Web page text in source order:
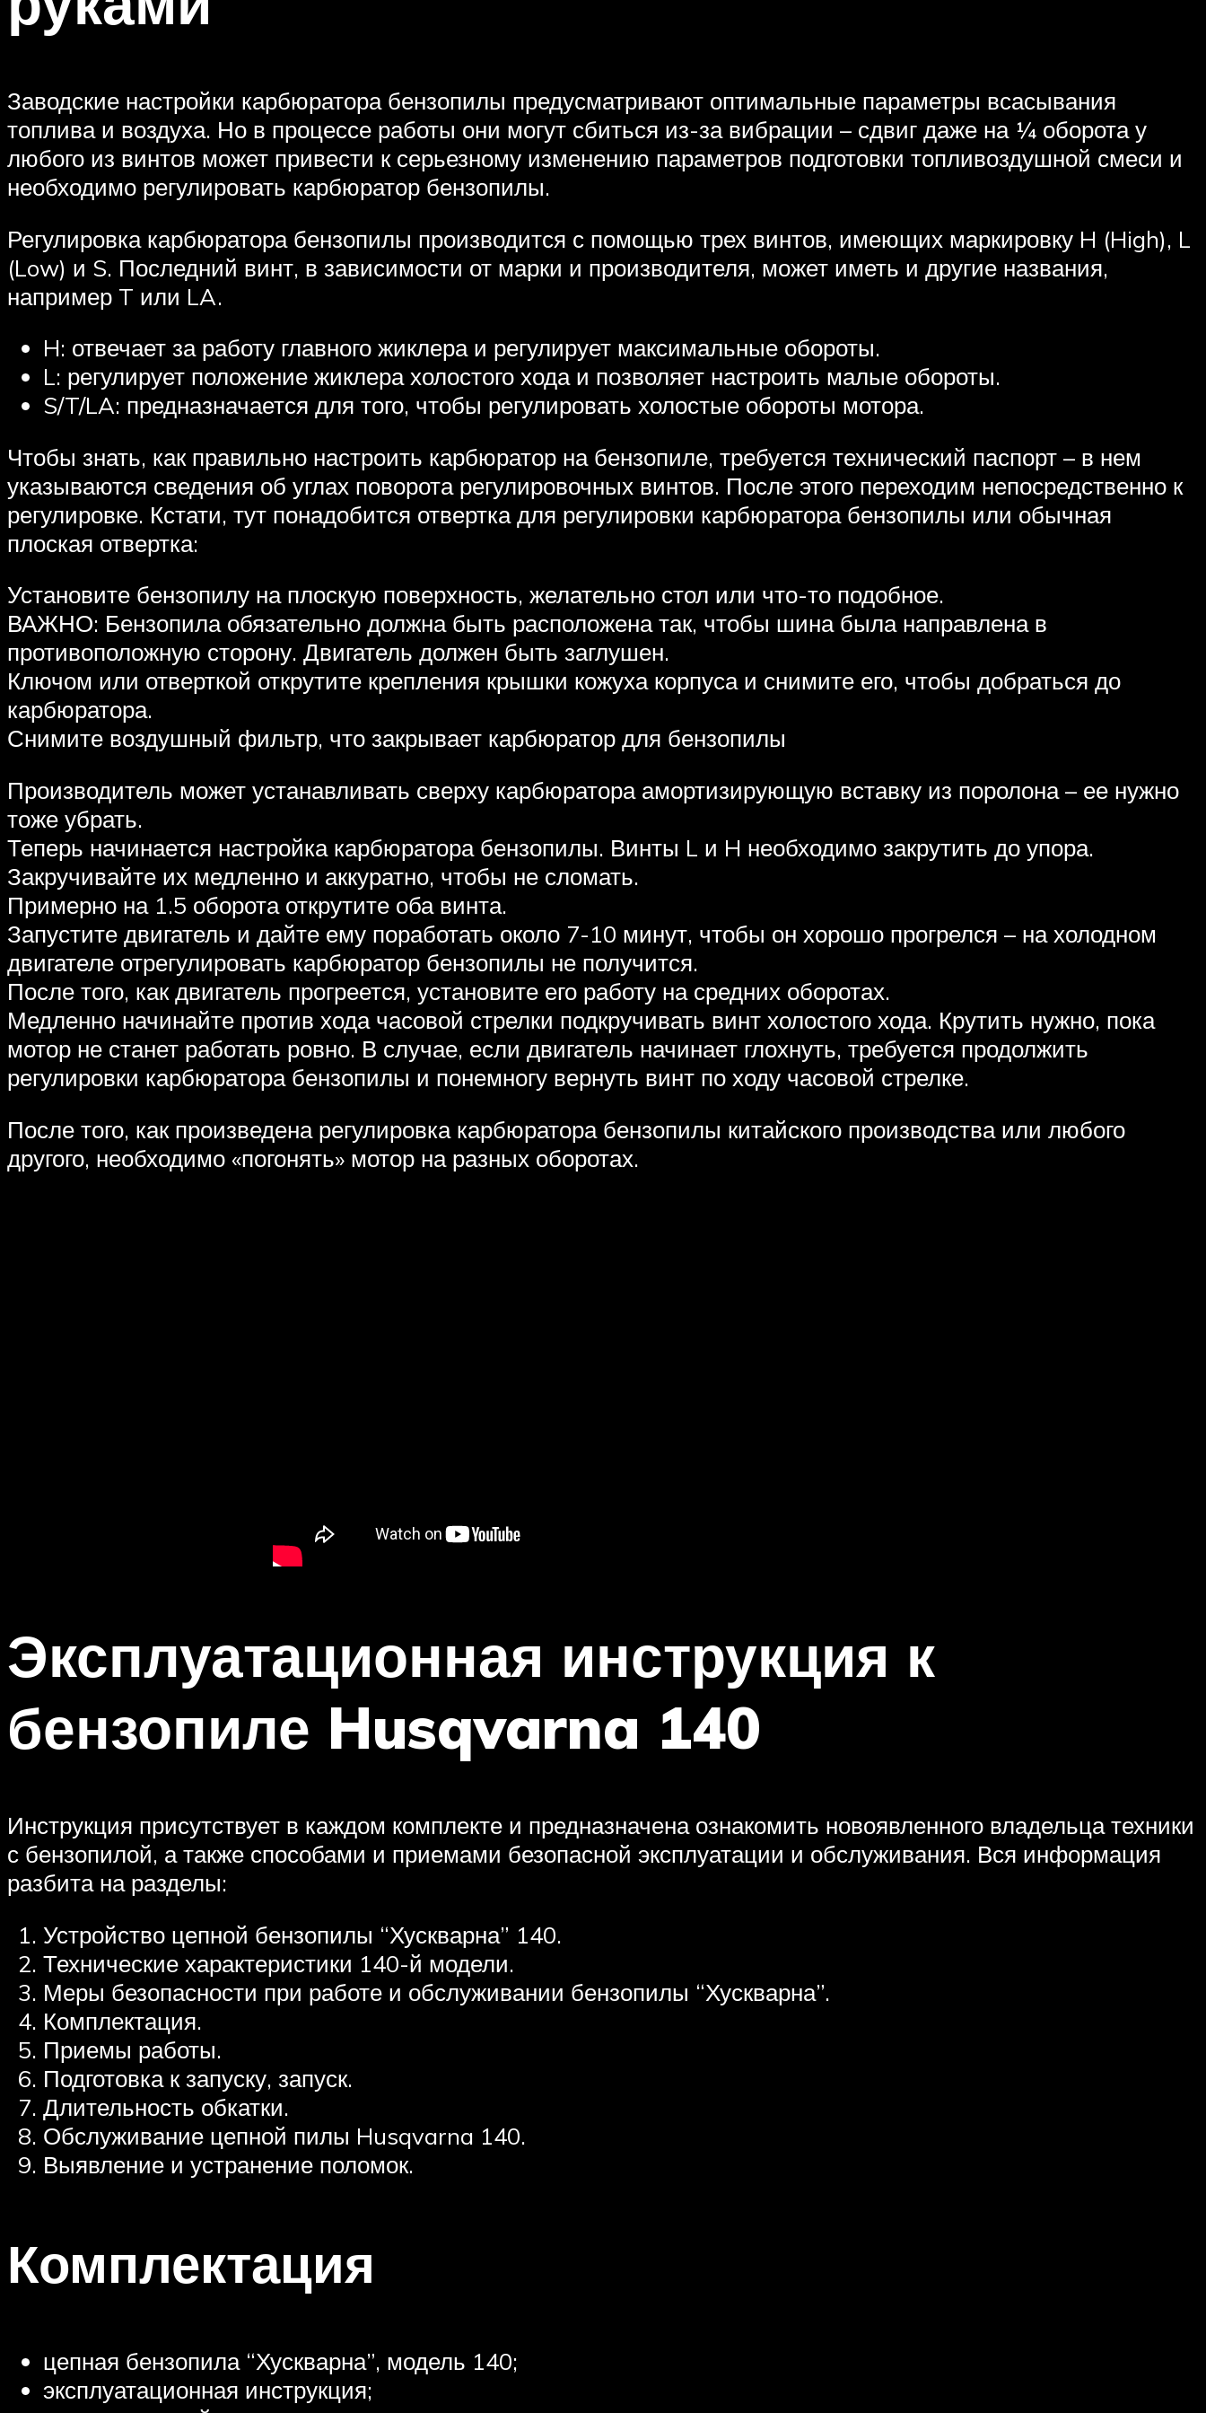
Заводские настройки карбюратора бензопилы предусматривают оптимальные параметры всасывания
топлива и воздуха. Но в процессе работы они могут сбиться из-за вибрации – сдвиг даже на ¼ оборота у
любого из винтов может привести к серьезному изменению параметров подготовки топливоздушной смеси и
необходимо регулировать карбюратор бензопилы.
Регулировка карбюратора бензопилы производится с помощью трех винтов, имеющих маркировку H (High), L
(Low) и S. Последний винт, в зависимости от марки и производителя, может иметь и другие названия,
например T или LA.
H: отвечает за работу главного жиклера и регулирует максимальные обороты.
L: регулирует положение жиклера холостого хода и позволяет настроить малые обороты.
S/T/LA: предназначается для того, чтобы регулировать холостые обороты мотора.
Чтобы знать, как правильно настроить карбюратор на бензопиле, требуется технический паспорт – в нем
указываются сведения об углах поворота регулировочных винтов. После этого переходим непосредственно к
регулировке. Кстати, тут понадобится отвертка для регулировки карбюратора бензопилы или обычная
плоская отвертка:
Установите бензопилу на плоскую поверхность, желательно стол или что-то подобное.
ВАЖНО: Бензопила обязательно должна быть расположена так, чтобы шина была направлена в
противоположную сторону. Двигатель должен быть заглушен.
Ключом или отверткой открутите крепления крышки кожуха корпуса и снимите его, чтобы добраться до
карбюратора.
Снимите воздушный фильтр, что закрывает карбюратор для бензопилы
Производитель может устанавливать сверху карбюратора амортизирующую вставку из поролона – ее нужно
тоже убрать.
Теперь начинается настройка карбюратора бензопилы. Винты L и H необходимо закрутить до упора.
Закручивайте их медленно и аккуратно, чтобы не сломать.
Примерно на 1.5 оборота открутите оба винта.
Запустите двигатель и дайте ему поработать около 7-10 минут, чтобы он хорошо прогрелся – на холодном
двигателе отрегулировать карбюратор бензопилы не получится.
После того, как двигатель прогреется, установите его работу на средних оборотах.
Медленно начинайте против хода часовой стрелки подкручивать винт холостого хода. Крутить нужно, пока
мотор не станет работать ровно. В случае, если двигатель начинает глохнуть, требуется продолжить
регулировки карбюратора бензопилы и понемногу вернуть винт по ходу часовой стрелке.
После того, как произведена регулировка карбюратора бензопилы китайского производства или любого
другого, необходимо «погонять» мотор на разных оборотах.
Эксплуатационная инструкция к
бензопиле Husqvarna 140
Инструкция присутствует в каждом комплекте и предназначена ознакомить новоявленного владельца техники
с бензопилой, а также способами и приемами безопасной эксплуатации и обслуживания. Вся информация
разбита на разделы:
Устройство цепной бензопилы “Хускварна” 140.
Технические характеристики 140-й модели.
Меры безопасности при работе и обслуживании бензопилы “Хускварна”.
Комплектация.
Приемы работы.
Подготовка к запуску, запуск.
Длительность обкатки.
Обслуживание цепной пилы Husqvarna 140.
Выявление и устранение поломок.
Комплектация
цепная бензопила “Хускварна”, модель 140;
эксплуатационная инструкция;